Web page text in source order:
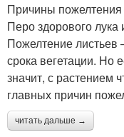
Причины пожелтения
Перо здорового
Пожелтение листьев
срока вегетации. Но
значит, с растением
главных причин
читать дальше →